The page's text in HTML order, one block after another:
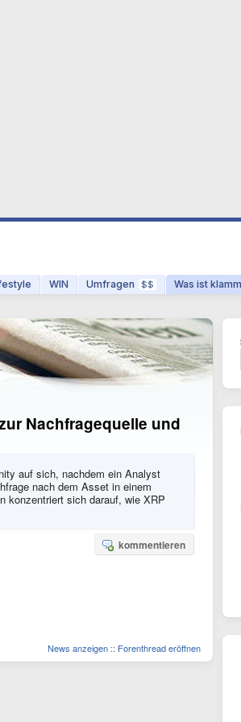
WIN Umfragen $$ Was ist
Nachfragequelle und
auf sich, nachdem ein Analyst
nach dem Asset in einem
konzentriert sich darauf, wie XRP
kommentieren
News anzeigen :: Forenthread eröffnen